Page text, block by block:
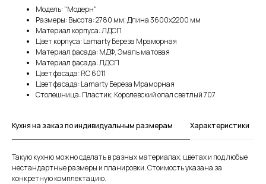
Модель: "Модерн"
Размеры: Высота: 2780 мм; Длина 3600х2200 мм
Материал корпуса: ЛДСП
Цвет корпуса: Lamarty Береза Мраморная
Материал фасада: МДФ, Эмаль матовая
Материал фасада: ЛДСП
Цвет фасада: RC 6011
Цвет фасада: Lamarty Береза Мраморная
Столешница: Пластик; Королевский опал светлый 707
Кухня на заказ по индивидуальным размерам Характеристики
Такую кухню можно сделать в разных материалах, цветах и под любые
нестандартные размеры и планировки. Стоимость указана за
конкретную комплектацию.